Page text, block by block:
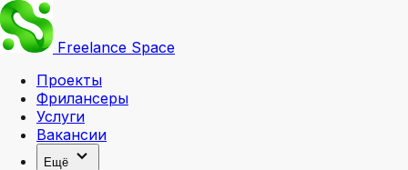
Freelance Space
Проекты
Фрилансеры
Услуги
Вакансии
Ещё expand_more